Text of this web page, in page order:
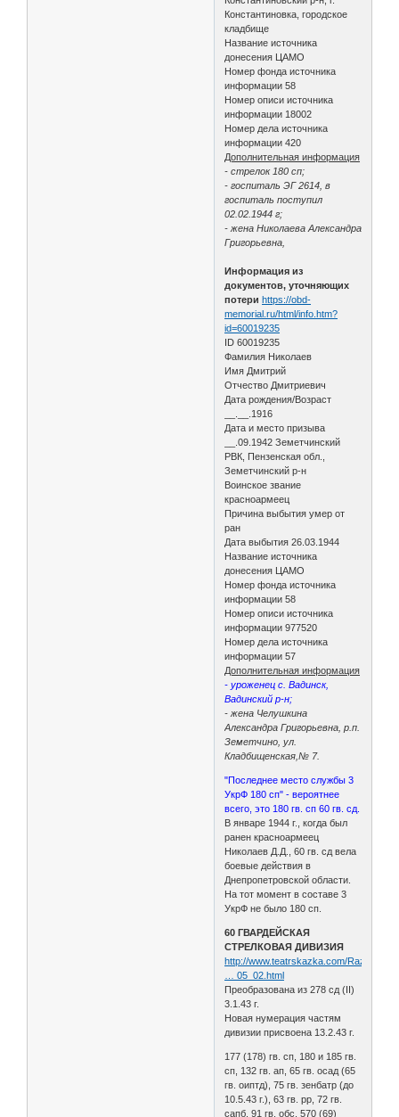
Константиновка, городское
кладбище
Название источника
донесения ЦАМО
Номер фонда источника
информации 58
Номер описи источника
информации 18002
Номер дела источника
информации 420
Дополнительная информация
- стрелок 180 сп;
- госпиталь ЭГ 2614, в
госпиталь поступил
02.02.1944 г;
- жена Николаева Александра
Григорьевна,
Информация из
документов, уточняющих
потери https://obd-
memorial.ru/html/info.htm?
id=60019235
ID 60019235
Фамилия Николаев
Имя Дмитрий
Отчество Дмитриевич
Дата рождения/Возраст
__.__.1916
Дата и место призыва
__.09.1942 Земетчинский
РВК, Пензенская обл.,
Земетчинский р-н
Воинское звание
красноармеец
Причина выбытия умер от
ран
Дата выбытия 26.03.1944
Название источника
донесения ЦАМО
Номер фонда источника
информации 58
Номер описи источника
информации 977520
Номер дела источника
информации 57
Дополнительная информация
- уроженец с. Вадинск,
Вадинский р-н;
- жена Челушкина
Александра Григорьевна, р.п.
Земетчино, ул.
Кладбищенская,№ 7.
"Последнее место службы 3
УкрФ 180 сп" - вероятнее
всего, это 180 гв. сп 60 гв. сд.
В январе 1944 г., когда был
ранен красноармеец
Николаев Д.Д., 60 гв. сд вела
боевые действия в
Днепропетровской области.
На тот момент в составе 3
УкрФ не было 180 сп.
60 ГВАРДЕЙСКАЯ
СТРЕЛКОВАЯ ДИВИЗИЯ
http://www.teatrskazka.com/Raznoe/
… 05_02.html
Преобразована из 278 сд (II)
3.1.43 г.
Новая нумерация частям
дивизии присвоена 13.2.43 г.
177 (178) гв. сп, 180 и 185 гв.
сп, 132 гв. ап, 65 гв. осад (65
гв. оиптд), 75 гв. зенбатр (до
10.5.43 г.), 63 гв. рр, 72 гв.
сапб, 91 гв. обс, 570 (69)